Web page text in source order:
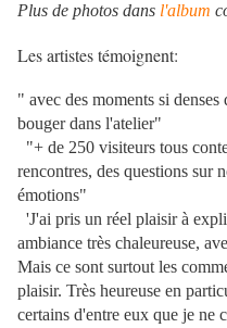
Plus de photos dans l'album
Les artistes témoignent:
" avec des moments si
bouger dans l'atelier"
"+ de 250 visiteurs tous
rencontres, des questions sur
émotions"
'J'ai pris un réel plaisir à
ambiance très chaleureuse,
Mais ce sont surtout les
plaisir. Très heureuse en
certains d'entre eux que je ne